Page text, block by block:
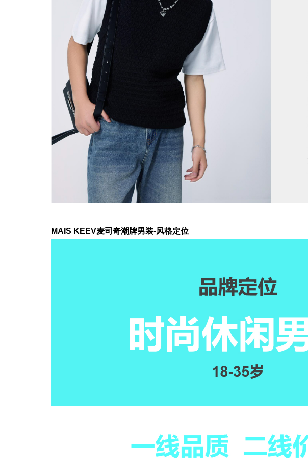
MAIS KEEV麦司奇潮牌男装-风格定位